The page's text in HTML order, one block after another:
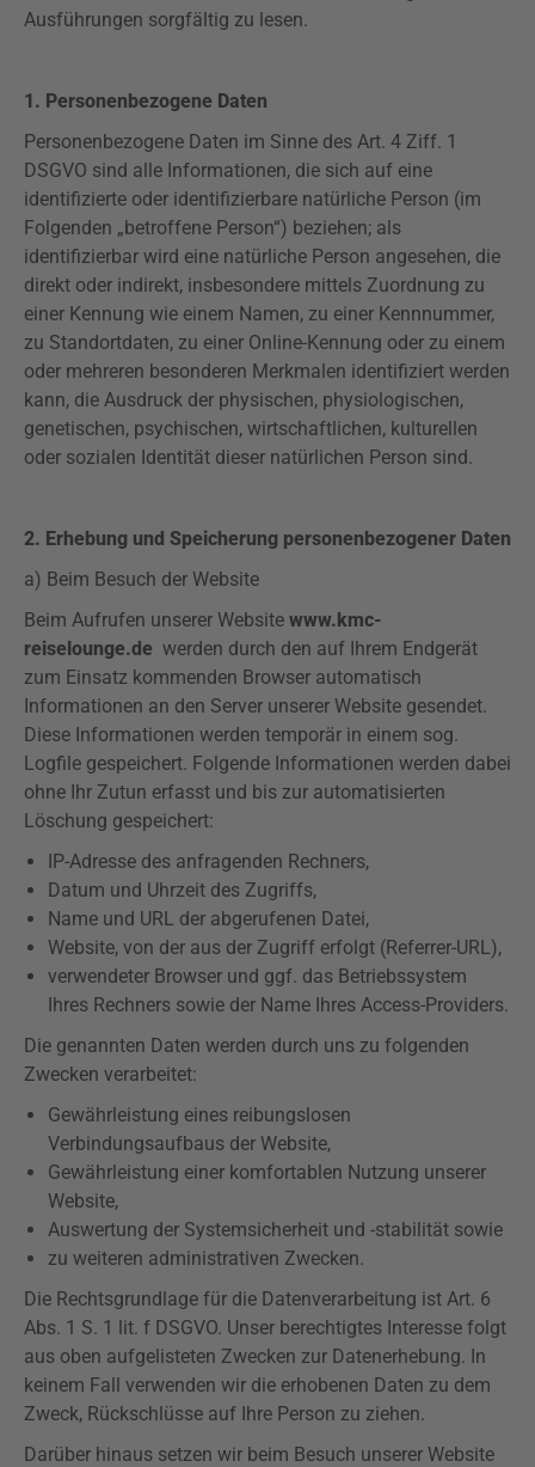
Ausführungen sorgfältig zu lesen.
1. Personenbezogene Daten
Personenbezogene Daten im Sinne des Art. 4 Ziff. 1
DSGVO sind alle Informationen, die sich auf eine
identifizierte oder identifizierbare natürliche Person (im
Folgenden „betroffene Person“) beziehen; als
identifizierbar wird eine natürliche Person angesehen, die
direkt oder indirekt, insbesondere mittels Zuordnung zu
einer Kennung wie einem Namen, zu einer Kennnummer,
zu Standortdaten, zu einer Online-Kennung oder zu einem
oder mehreren besonderen Merkmalen identifiziert werden
kann, die Ausdruck der physischen, physiologischen,
genetischen, psychischen, wirtschaftlichen, kulturellen
oder sozialen Identität dieser natürlichen Person sind.
2. Erhebung und Speicherung personenbezogener Daten
a) Beim Besuch der Website
Beim Aufrufen unserer Website www.kmc-
reiselounge.de werden durch den auf Ihrem Endgerät
zum Einsatz kommenden Browser automatisch
Informationen an den Server unserer Website gesendet.
Diese Informationen werden temporär in einem sog.
Logfile gespeichert. Folgende Informationen werden dabei
ohne Ihr Zutun erfasst und bis zur automatisierten
Löschung gespeichert:
IP-Adresse des anfragenden Rechners,
Datum und Uhrzeit des Zugriffs,
Name und URL der abgerufenen Datei,
Website, von der aus der Zugriff erfolgt (Referrer-URL),
verwendeter Browser und ggf. das Betriebssystem
Ihres Rechners sowie der Name Ihres Access-Providers.
Die genannten Daten werden durch uns zu folgenden
Zwecken verarbeitet:
Gewährleistung eines reibungslosen
Verbindungsaufbaus der Website,
Gewährleistung einer komfortablen Nutzung unserer
Website,
Auswertung der Systemsicherheit und -stabilität sowie
zu weiteren administrativen Zwecken.
Die Rechtsgrundlage für die Datenverarbeitung ist Art. 6
Abs. 1 S. 1 lit. f DSGVO. Unser berechtigtes Interesse folgt
aus oben aufgelisteten Zwecken zur Datenerhebung. In
keinem Fall verwenden wir die erhobenen Daten zu dem
Zweck, Rückschlüsse auf Ihre Person zu ziehen.
Darüber hinaus setzen wir beim Besuch unserer Website